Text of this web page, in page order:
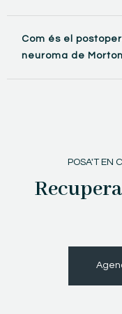
Com és el
neuroma de
POSA'T EN